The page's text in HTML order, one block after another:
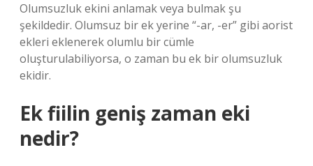
Olumsuzluk ekini anlamak veya bulmak şu
şekildedir. Olumsuz bir ek yerine “-ar, -er” gibi aorist
ekleri eklenerek olumlu bir cümle
oluşturulabiliyorsa, o zaman bu ek bir olumsuzluk
ekidir.
Ek fiilin geniş zaman eki
nedir?